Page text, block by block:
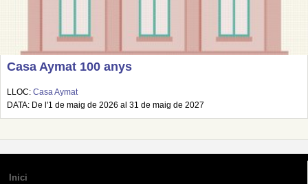
Casa Aymat 100 anys
LLOC: Casa Aymat
DATA: De l'1 de maig de 2026 al 31 de maig de 2027
Inici